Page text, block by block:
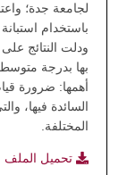
لجامعة جدة؛
ودلت النتائج
بها بدرجة
أهمها: ضرورة
السائدة فيها،
المختلفة.
تحميل الملف